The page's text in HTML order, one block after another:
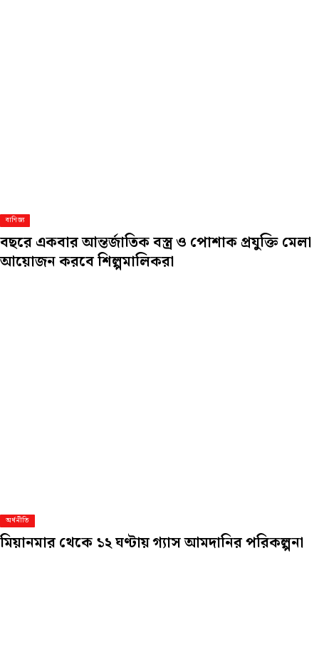
বাণিজ্য
বছরে একবার আন্তর্জাতিক বস্ত্র ও পোশাক প্রযুক্তি মেলা
আয়োজন করবে শিল্পমালিকরা
অর্থনীতি
মিয়ানমার থেকে ১২ ঘণ্টায় গ্যাস আমদানির পরিকল্পনা